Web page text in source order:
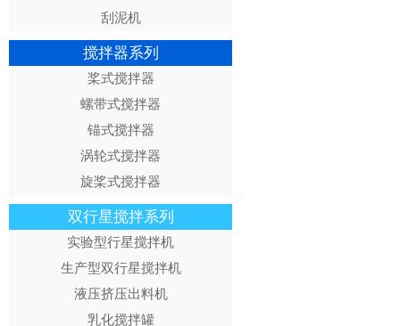
刮泥机
搅拌器系列
桨式搅拌器
螺带式搅拌器
锚式搅拌器
涡轮式搅拌器
旋桨式搅拌器
双行星搅拌系列
实验型行星搅拌机
生产型双行星搅拌机
液压挤压出料机
乳化搅拌罐